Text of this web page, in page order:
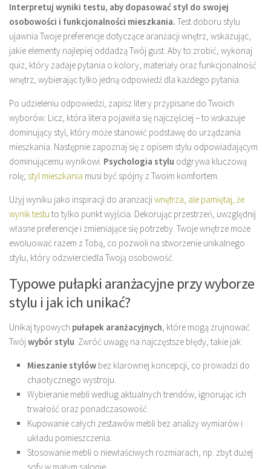
Interpretuj wyniki testu, aby dopasować styl do swojej
osobowości i funkcjonalności mieszkania. Test doboru stylu
ujawnia Twoje preferencje dotyczące aranżacji wnętrz, wskazując,
jakie elementy najlepiej oddadzą Twój gust. Aby to zrobić, wykonaj
quiz, który zadaje pytania o kolory, materiały oraz funkcjonalność
wnętrz, wybierając tylko jedną odpowiedź dla każdego pytania.
Po udzieleniu odpowiedzi, zapisz litery przypisane do Twoich
wyborów. Licz, która litera pojawiła się najczęściej – to wskazuje
dominujący styl, który może stanowić podstawę do urządzania
mieszkania. Następnie zapoznaj się z opisem stylu odpowiadającym
dominującemu wynikowi. Psychologia stylu odgrywa kluczową
rolę; styl mieszkania musi być spójny z Twoim komfortem.
Użyj wyniku jako inspiracji do aranżacjiwnętrza, ale pamiętaj, że
wynik testu to tylko punkt wyjścia. Dekorując przestrzeń, uwzględnij
własne preferencje i zmieniające się potrzeby. Twoje wnętrze może
ewoluować razem z Tobą, co pozwoli na stworzenie unikalnego
stylu, który odzwierciedla Twoją osobowość.
Typowe pułapki aranżacyjne przy wyborze
stylu i jak ich unikać?
Unikaj typowych pułapek aranżacyjnych , które mogą zrujnować
Twójwybór stylu . Zwróć uwagę na najczęstsze błędy, takie jak:
Mieszanie stylów bez klarownej koncepcji, co prowadzi do
chaotycznego wystroju.
Wybieranie mebli według aktualnych trendów, ignorując ich
trwałość oraz ponadczasowość.
Kupowanie całych zestawów mebli bez analizy wymiarów i
układu pomieszczenia.
Stosowanie mebli o niewłaściwych rozmiarach, np. zbyt dużej
sofy w małym salonie.